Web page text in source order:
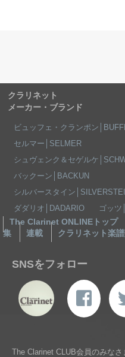
クラリネット
メーカー・ブランド
ビュッフェ・クランポン
セルマー│SELMER
シュヴェンク＆セゲルケ
バックーン│BACKUN
シルバースタイン
ダダリオ│DADARIO
ゴッツ
The Clarinet ONLINEトップ
集
連載 クラリネット楽
SNSをフォロー
The Clarinet CLUB会員のみな